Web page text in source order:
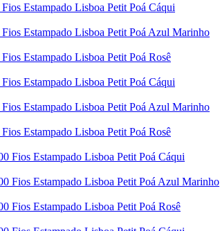
Estampado Lisboa Petit Poá Cáqui
Estampado Lisboa Petit Poá Azul Marinho
Estampado Lisboa Petit Poá Rosê
Estampado Lisboa Petit Poá Cáqui
Estampado Lisboa Petit Poá Azul Marinho
Estampado Lisboa Petit Poá Rosê
Fios Estampado Lisboa Petit Poá Cáqui
Fios Estampado Lisboa Petit Poá Azul Marinho
Fios Estampado Lisboa Petit Poá Rosê